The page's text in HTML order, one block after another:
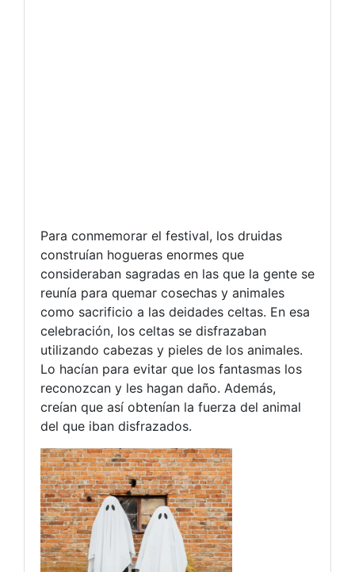
Para conmemorar el festival, los druidas
construían hogueras enormes que
consideraban sagradas en las que la gente se
reunía para quemar cosechas y animales
como sacrificio a las deidades celtas. En esa
celebración, los celtas se disfrazaban
utilizando cabezas y pieles de los animales.
Lo hacían para evitar que los fantasmas los
reconozcan y les hagan daño. Además,
creían que así obtenían la fuerza del animal
del que iban disfrazados.